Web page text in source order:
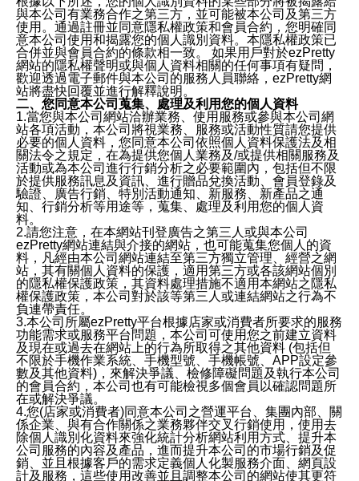
與本公司有業務合作之第三方，並可能被本公司及第三方
使用。通過註冊並同意隱私權政策和會員合約，您明確同
意本公司使用和揭露您的個人識別資料。本隱私權政策已
合併並與會員合約的條款相一致。 如果用戶對於ezPretty
網站的隱私權聲明或與個人資料相關的任何事項有疑問，
歡迎透過電子郵件與本公司的服務人員聯絡，ezPretty網
站將盡快回覆並進行解釋說明。
二、您同意本公司蒐集、處理及利用您的個人資料
1.當您與本公司網站洽辦業務、使用服務或參與本公司網
站各項活動，本公司將視業務、服務或活動性質請您提供
必要的個人資料，您同意本公司依照個人資料保護法及相
關法令之規定，在為提供您個人業務及/或提供相關服務及
活動或為本公司進行行銷分析之必要範圍內，包括但不限
於提供服務訊息及資訊、進行贈品兌換活動、會員登錄及
驗證、廣告行銷、特別活動通知、新服務、新產品之通
知、行銷分析等用途等，蒐集、處理及利用您的個人資
料。
2.請您注意，在本網站刊登廣告之第三人或與本公司
ezPretty網站連結與介接的網站，也可能蒐集您個人的資
料，凡經由本公司網站連結至第三方獨立管理、經營之網
站，其有關個人資料的保護，適用第三方或各該網站個別
的隱私權保護政策，其資料處理措施不適用本網站之隱私
權保護政策，本公司對於該等第三人或連結網站之行為不
負連帶責任。
3.本公司所屬ezPretty平台根據店家或消費者所要求的服務
功能需求或服務平台問題，本公司可使用您之前建立資料
及現在或過去在網站上的行為所取得之其他資料 (包括但
不限於手機作業系統、手機型號、手機帳號、APP設定參
數及其他資料)，來解決爭議、檢修障礙問題及執行本公司
的會員合約，本公司也有可能檢視多個會員以確認問題所
在或解決爭議。
4.您(店家或消費者)同意本公司之營運平台、集團內部、關
係企業、與有合作關係之業務夥伴交叉行銷使用，使用去
除個人識別化資料來強化統計分析網站利用方式、提升本
公司服務的內容及產品，進而提升本公司的市場行銷及促
銷、並且根據客戶的需求定義個人化製服務介面、網頁設
計及服務，這些使用改善並且調整本公司的網站使其更符